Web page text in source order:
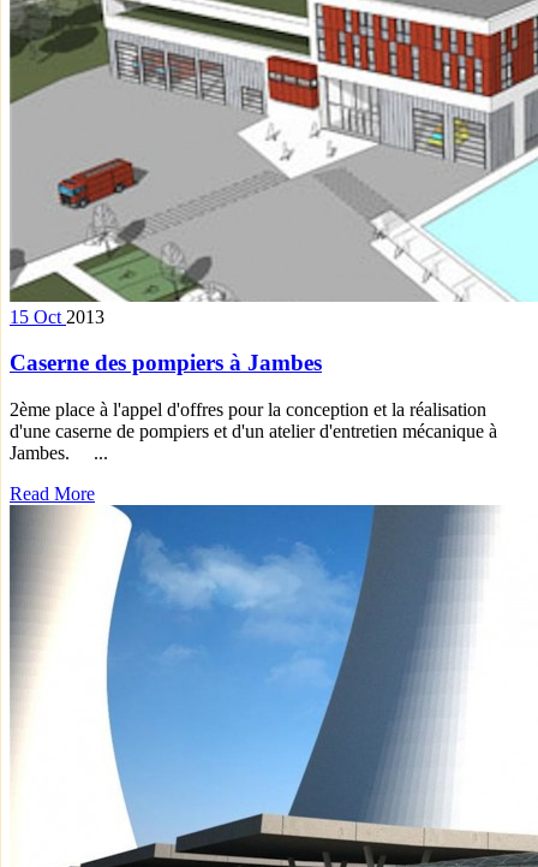
15 Oct 2013
Caserne des pompiers à Jambes
2ème place à l'appel d'offres pour la conception et la réalisation
d'une caserne de pompiers et d'un atelier d'entretien mécanique à
Jambes. ...
Read More